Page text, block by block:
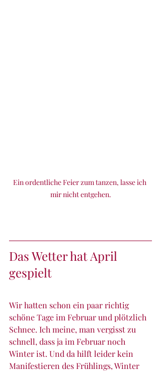
Ein ordentliche Feier zum tanzen, lasse ich
mir nicht entgehen.
Das Wetter hat April
gespielt
Wir hatten schon ein paar richtig
schöne Tage im Februar und plötzlich
Schnee. Ich meine, man vergisst zu
schnell, dass ja im Februar noch
Winter ist. Und da hilft leider kein
Manifestieren des Frühlings, Winter